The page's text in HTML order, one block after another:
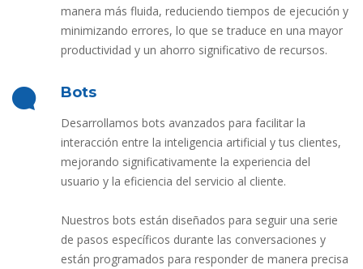
manera más fluida, reduciendo tiempos de ejecución y
minimizando errores, lo que se traduce en una mayor
productividad y un ahorro significativo de recursos.
Bots
Desarrollamos bots avanzados para facilitar la
interacción entre la inteligencia artificial y tus clientes,
mejorando significativamente la experiencia del
usuario y la eficiencia del servicio al cliente.
Nuestros bots están diseñados para seguir una serie
de pasos específicos durante las conversaciones y
están programados para responder de manera precisa